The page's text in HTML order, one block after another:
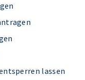
lassen